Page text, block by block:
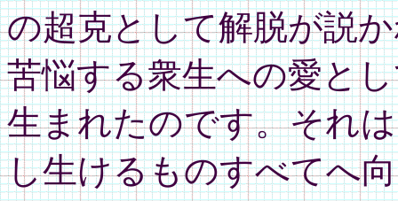
の超克として解脱が説
苦悩する衆生への愛と
生まれたのです。それ
し生けるものすべてへ